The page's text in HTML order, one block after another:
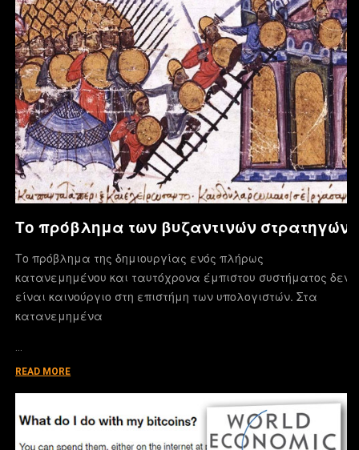
Το πρόβλημα των βυζαντινών στρατηγών
Το πρόβλημα της δημιουργίας ενός πλήρως
κατανεμημένου και ταυτόχρονα έμπιστου συστήματος δεν
είναι καινούργιο στη επιστήμη των υπολογιστών. Στα
κατανεμημένα
READ MORE